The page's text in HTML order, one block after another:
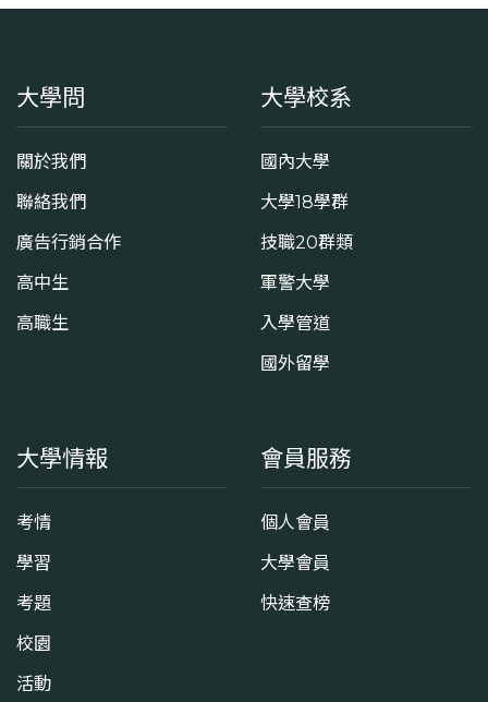
大學問
關於我們
聯絡我們
廣告行銷合作
高中生
高職生
大學校系
國內大學
大學18學群
技職20群類
軍警大學
入學管道
國外留學
大學情報
考情
學習
考題
校園
活動
會員服務
個人會員
大學會員
快速查榜